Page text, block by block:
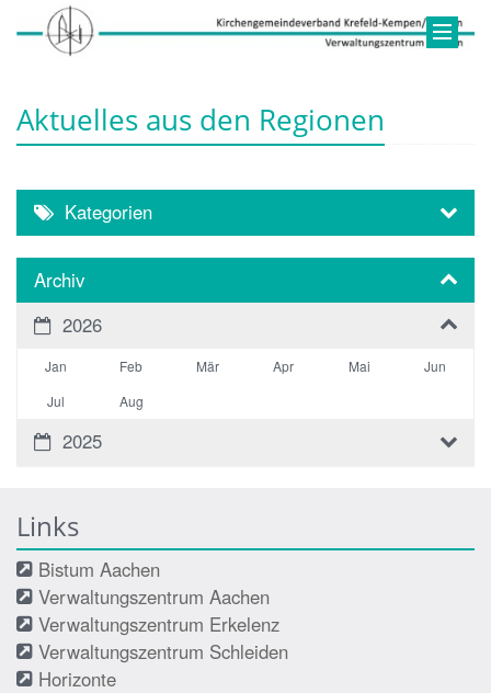
Aktuelles aus den Regionen
Kategorien
Archiv
2026
Jan Feb Mär Apr Mai
Jun
Jul
Aug
2025
Links
Bistum Aachen
Verwaltungszentrum Aachen
Verwaltungszentrum Erkelenz
Verwaltungszentrum Schleiden
Horizonte